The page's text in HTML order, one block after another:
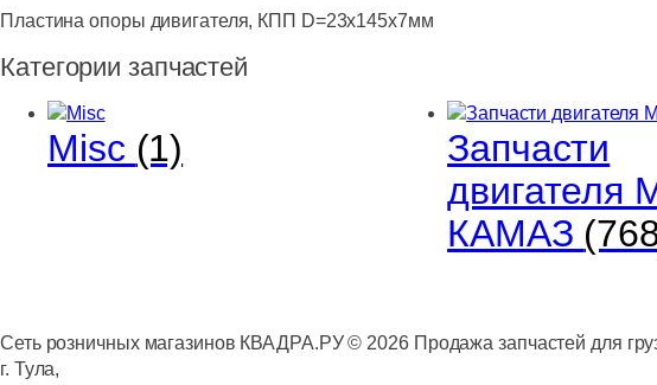
Пластина опоры дивигателя, КПП D=23х145х7мм
Категории запчастей
Misc (1)
Запчасти
двигателя
КАМАЗ
Сеть розничных магазинов КВАДРА.РУ © 2026Продажа запчастей для
г. Тула,